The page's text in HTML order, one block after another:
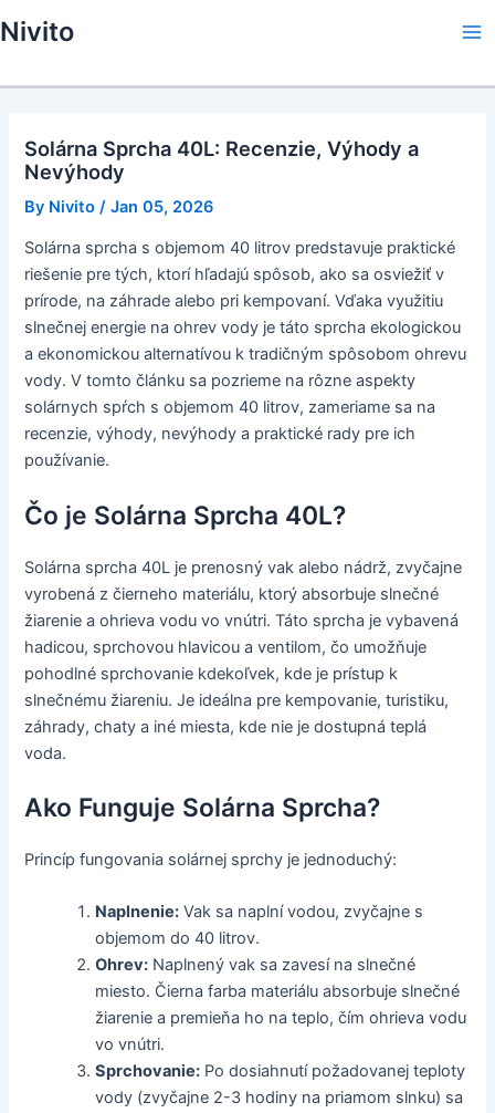
to
Nivito
Solárna Sprcha 40L: Recenzie, Výhody a
Nevýhody
By Nivito /Jan 05, 2026
Solárna sprcha s objemom 40 litrov predstavuje praktické
riešenie pre tých, ktorí hľadajú spôsob, ako sa osviežiť v
prírode, na záhrade alebo pri kempovaní. Vďaka využitiu
slnečnej energie na ohrev vody je táto sprcha ekologickou
a ekonomickou alternatívou k tradičným spôsobom ohrevu
vody. V tomto článku sa pozrieme na rôzne aspekty
solárnych spŕch s objemom 40 litrov, zameriame sa na
recenzie, výhody, nevýhody a praktické rady pre ich
používanie.
Čo je Solárna Sprcha 40L?
Solárna sprcha 40L je prenosný vak alebo nádrž, zvyčajne
vyrobená z čierneho materiálu, ktorý absorbuje slnečné
žiarenie a ohrieva vodu vo vnútri. Táto sprcha je vybavená
hadicou, sprchovou hlavicou a ventilom, čo umožňuje
pohodlné sprchovanie kdekoľvek, kde je prístup k
slnečnému žiareniu. Je ideálna pre kempovanie, turistiku,
záhrady, chaty a iné miesta, kde nie je dostupná teplá
voda.
Ako Funguje Solárna Sprcha?
Princíp fungovania solárnej sprchy je jednoduchý:
Naplnenie: Vak sa naplní vodou, zvyčajne s
objemom do 40 litrov.
Ohrev: Naplnený vak sa zavesí na slnečné
miesto. Čierna farba materiálu absorbuje slnečné
žiarenie a premieňa ho na teplo, čím ohrieva vodu
vo vnútri.
Sprchovanie: Po dosiahnutí požadovanej teploty
vody (zvyčajne 2-3 hodiny na priamom slnku) sa